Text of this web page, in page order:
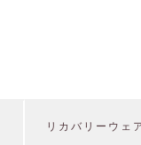
リカバリーウェ